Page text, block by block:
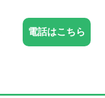
電話はこちら